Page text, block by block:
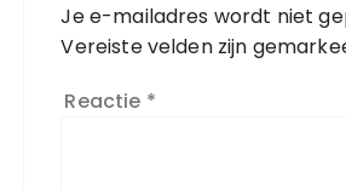
Je e-mailadres wordt niet
Vereiste velden zijn
Reactie *